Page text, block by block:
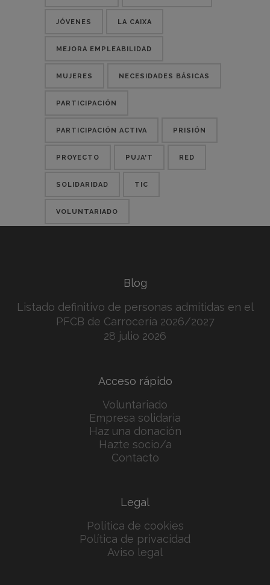
JÓVENES LA CAIXA
MEJORA EMPLEABILIDAD
MUJERES NECESIDADES BÁSICAS
PARTICIPACIÓN
PARTICIPACIÓN ACTIVA PRISIÓN
PROYECTO PUJA'T RED
SOLIDARIDAD TIC
VOLUNTARIADO
Blog
Listado definitivo de personas admitidas en el
PFCB de Carrocería 2026/2027
28 julio 2026
Acceso rápido
Voluntariado
Empresa solidaria
Haz una donación
Hazte socio/a
Contacto
Legal
Política de cookies
Política de privacidad
Aviso legal